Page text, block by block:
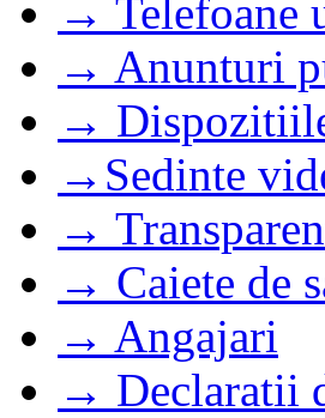
→ Telefoane
→ Anunturi
→
→Sedinte
→
→ Caiete de
→ Angajari
→ Declaratii